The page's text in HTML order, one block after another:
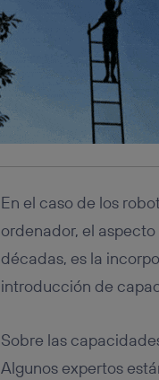
En el caso de los
ordenador, el
décadas, es la
introducción de
Sobre las
Algunos expertos